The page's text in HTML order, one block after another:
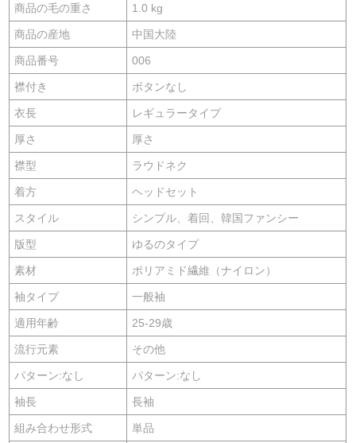
商品の毛の重さ 1.0 kg
商品の産地 中国大陸
商品番号 006
襟付き ボタンなし
衣長 レギュラータイプ
厚さ 厚さ
襟型 ラウドネク
着方 ヘッドセット
スタイル シンプル、着回、韓国ファンシー
版型 ゆるのタイプ
素材 ポリアミド繊維（ナイロン）
袖タイプ 一般袖
適用年齢 25-29歳
流行元素 その他
パターン:なし パターン:なし
袖長 長袖
組み合わせ形式 単品